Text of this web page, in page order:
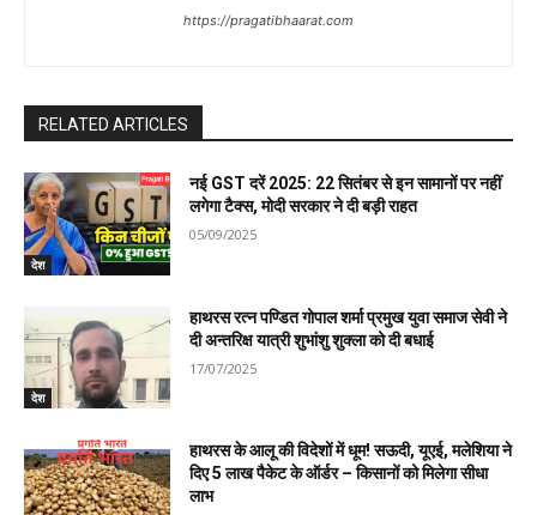
https://pragatibhaarat.com
RELATED ARTICLES
देश
नई GST दरें 2025: 22 सितंबर से इन सामानों पर नहीं
लगेगा टैक्स, मोदी सरकार ने दी बड़ी राहत
05/09/2025
देश
हाथरस रत्न पण्डित गोपाल शर्मा प्रमुख युवा समाज सेवी ने
दी अन्तरिक्ष यात्री शुभांशु शुक्ला को दी बधाई
17/07/2025
हाथरस के आलू की विदेशों में धूम! सऊदी, यूएई, मलेशिया ने
दिए 5 लाख पैकेट के ऑर्डर – किसानों को मिलेगा सीधा
लाभ